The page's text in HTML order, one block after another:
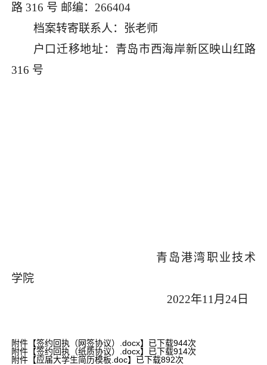
路316 号 邮编：266404
档案转寄联系人： 张老师
户口迁移地址：青岛市西海岸新区映山红路
316 号
青岛港湾职业技术
学院
2022年11 月 24日
附件【签约回执（网签协议）.docx】已下载944次
附件【签约回执（纸质协议）.docx】已下载914次
附件【应届大学生简历模板.doc】已下载892次